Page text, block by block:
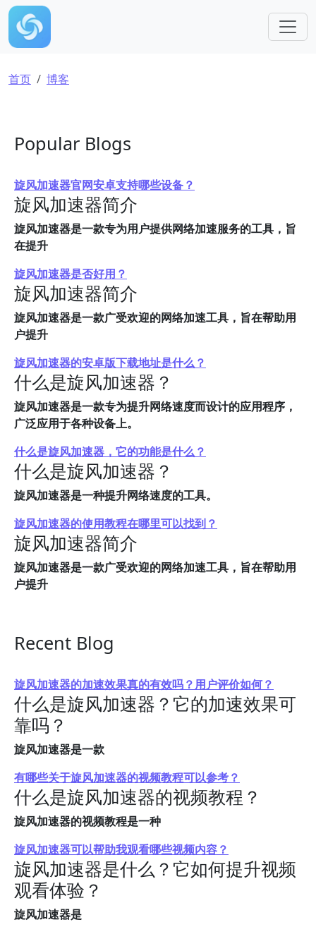
跳转到主要内容
面包屑
首页 博客
Popular Blogs
旋风加速器官网安卓支持哪些设备？
旋风加速器简介
旋风加速器是一款专为用户提供网络加速服务的工具，旨
在提升
旋风加速器是否好用？
旋风加速器简介
旋风加速器是一款广受欢迎的网络加速工具，旨在帮助用
户提升
旋风加速器的安卓版下载地址是什么？
什么是旋风加速器？
旋风加速器是一款专为提升网络速度而设计的应用程序，
广泛应用于各种设备上。
什么是旋风加速器，它的功能是什么？
什么是旋风加速器？
旋风加速器是一种提升网络速度的工具。
旋风加速器的使用教程在哪里可以找到？
旋风加速器简介
旋风加速器是一款广受欢迎的网络加速工具，旨在帮助用
户提升
Recent Blog
旋风加速器的加速效果真的有效吗？用户评价如何？
什么是旋风加速器？它的加速效果可
靠吗？
旋风加速器是一款
有哪些关于旋风加速器的视频教程可以参考？
什么是旋风加速器的视频教程？
旋风加速器的视频教程是一种
旋风加速器可以帮助我观看哪些视频内容？
旋风加速器是什么？它如何提升视频
观看体验？
旋风加速器是